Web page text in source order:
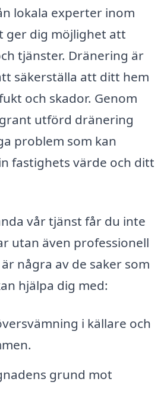
lokala experter inom
ger dig möjlighet att
tjänster. Dränering är
säkerställa att ditt hem
och skador. Genom
utförd dränering
problem som kan
fastighets värde och ditt
vår tjänst får du inte
utan även professionell
några av de saker som
hjälpa dig med:
i källare och
grund mot